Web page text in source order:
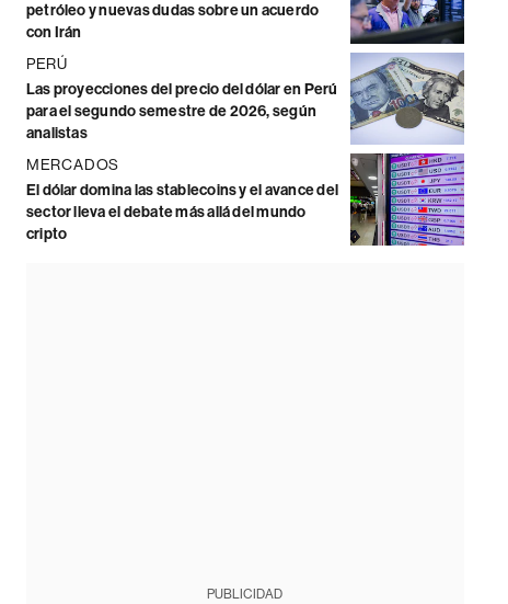
petróleo y nuevas dudas sobre un acuerdo
con Irán
PERÚ
Las proyecciones del precio del dólar en Perú
para el segundo semestre de 2026, según
analistas
MERCADOS
El dólar domina las stablecoins y el avance del
sector lleva el debate más allá del mundo
cripto
PUBLICIDAD